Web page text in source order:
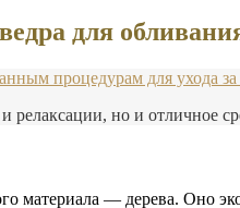
для
процедурам для ухода
релаксации, но и отличное
материала — дерева. Оно